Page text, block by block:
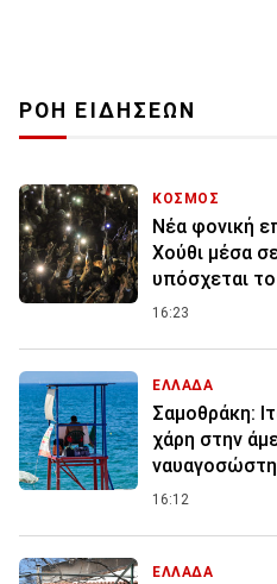
ΡΟΗ ΕΙΔΗΣΕΩΝ
ΚΟΣΜΟΣ
Νέα φονική
Χούθι μέσα
υπόσχεται το
16:23
ΕΛΛΑΔΑ
Σαμοθράκη:
χάρη στην
ναυαγοσώστη
16:12
ΕΛΛΑΔΑ